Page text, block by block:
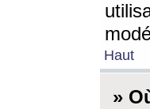
Haut
»